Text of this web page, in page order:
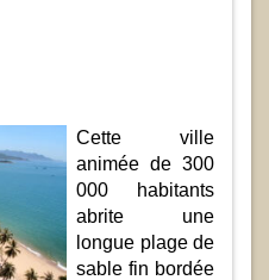
Cette ville
animée de 300
000 habitants
abrite une
longue plage de
sable fin bordée